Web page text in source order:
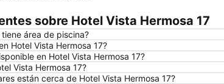
sobre Hotel Vista Hermosa 17
área de piscina?
Hotel Vista Hermosa 17?
en Hotel Vista Hermosa 17?
Vista Hermosa 17?
están cerca de Hotel Vista Hermosa 17?